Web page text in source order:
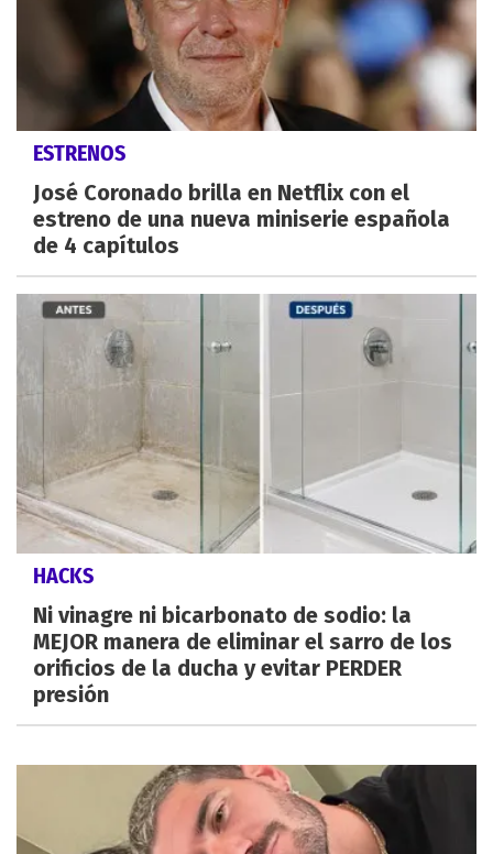
ESTRENOS
José Coronado brilla en Netflix con el
estreno de una nueva miniserie española
de 4 capítulos
HACKS
Ni vinagre ni bicarbonato de sodio: la
MEJOR manera de eliminar el sarro de los
orificios de la ducha y evitar PERDER
presión